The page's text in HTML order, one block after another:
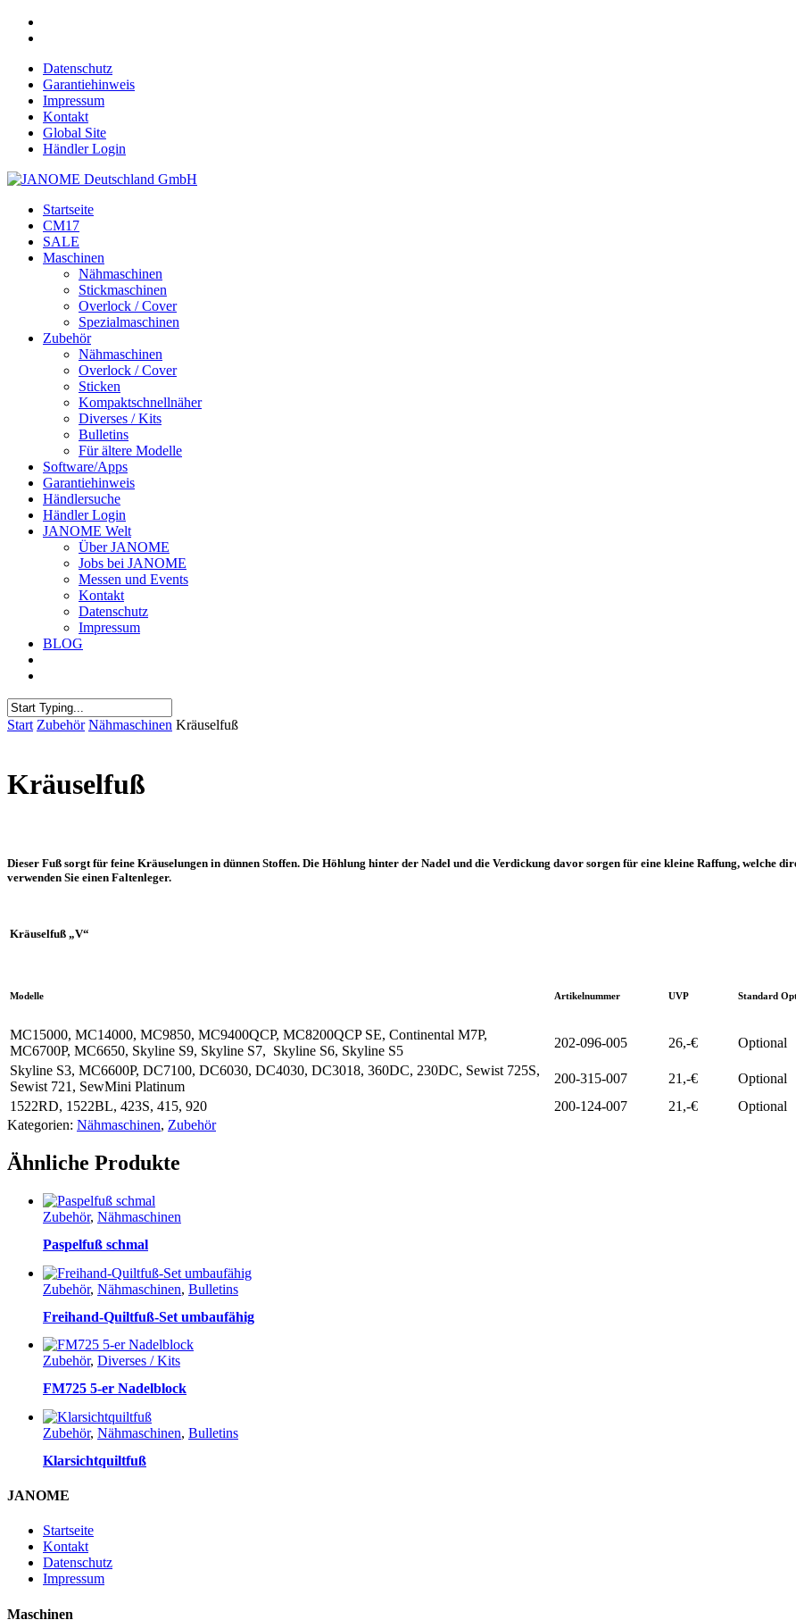
Datenschutz
Garantiehinweis
Impressum
Kontakt
Global Site
Händler Login
Startseite
CM17
SALE
Maschinen
Nähmaschinen
Stickmaschinen
Overlock / Cover
Spezialmaschinen
Zubehör
Nähmaschinen
Overlock / Cover
Sticken
Kompaktschnellnäher
Diverses / Kits
Bulletins
Für ältere Modelle
Software/Apps
Garantiehinweis
Händlersuche
Händler Login
JANOME Welt
Über JANOME
Jobs bei JANOME
Messen und Events
Kontakt
Datenschutz
Impressum
BLOG
Start Zubehör Nähmaschinen Kräuselfuß
Kräuselfuß
Dieser Fuß sorgt für feine Kräuselungen in dünnen Stoffen. Die Höhlung hinter der Nadel und die Verdickung davor sorgen für eine kleine Raffung, welche
verwenden Sie einen Faltenleger.
Kräuselfuß „V“
Modelle Artikelnummer UVP Standard
MC15000, MC14000, MC9850, MC9400QCP, MC8200QCP SE, Continental M7P,
MC6700P, MC6650, Skyline S9, Skyline S7, Skyline S6, Skyline S5
202-096-005 26,-€
Optional
Skyline S3, MC6600P, DC7100, DC6030, DC4030, DC3018, 360DC, 230DC, Sewist 725S,
Sewist 721, SewMini Platinum
200-315-007 21,-€
Optional
1522RD, 1522BL, 423S, 415, 920
200-124-007 21,-€
Optional
Kategorien: Nähmaschinen, Zubehör
Ähnliche Produkte
Zubehör, Nähmaschinen
Paspelfuß schmal
Zubehör, Nähmaschinen, Bulletins
Freihand-Quiltfuß-Set umbaufähig
Zubehör, Diverses / Kits
FM725 5-er Nadelblock
Zubehör, Nähmaschinen, Bulletins
Klarsichtquiltfuß
JANOME
Startseite
Kontakt
Datenschutz
Impressum
Maschinen